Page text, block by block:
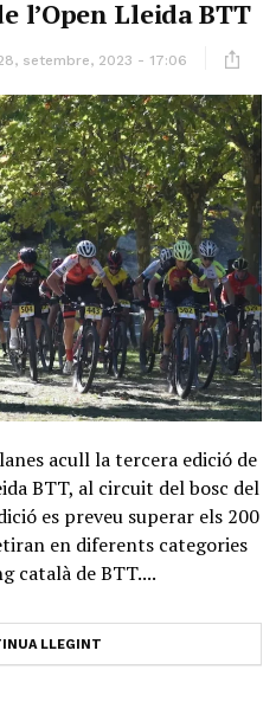
l’Open Lleida BTT
setembre, 2023 - 17:06
acull la tercera edició de
BTT, al circuit del bosc del
es preveu superar els 200
en diferents categories
català de BTT....
LLEGINT